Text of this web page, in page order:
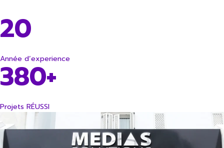
20
Année d’experience
380+
Projets RÉUSSI